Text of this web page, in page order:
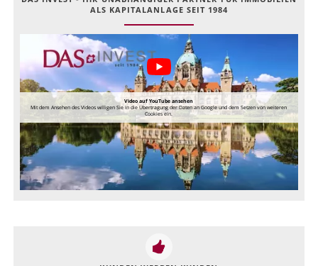
ALS KAPITALANLAGE SEIT 1984
Video auf YouTube ansehen
Mit dem Ansehen des Videos willigen Sie in die Übertragung der Daten an Google und dem Setzen von weiteren
Cookies ein.